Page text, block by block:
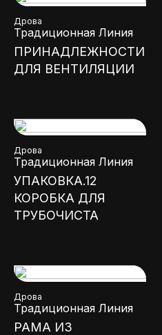
Дрова
Традиционная Линия
ПРИНАДЛЕЖНОСТИ
ДЛЯ ВЕНТИЛЯЦИИ
Дрова
Традиционная Линия
УПАКОВКА.12
КОРОБКА ДЛЯ
ТРУБОЧИСТА
Дрова
Традиционная Линия
РАМА ИЗ